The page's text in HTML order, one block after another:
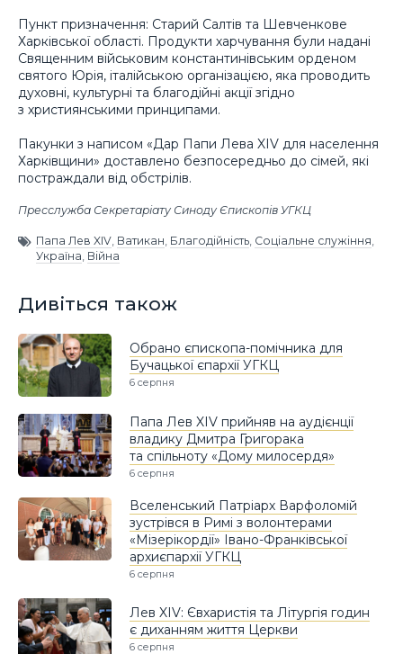
Пункт призначення: Старий Салтів та Шевченкове
Харківської області. Продукти харчування були надані
Священним військовим константинівським орденом
святого Юрія, італійською організацією, яка проводить
духовні, культурні та благодійні акції згідно
з християнськими принципами.
Пакунки з написом «Дар Папи Лева XIV для населення
Харківщини» доставлено безпосередньо до сімей, які
постраждали від обстрілів.
Пресслужба Секретаріату Синоду Єпископів УГКЦ
Папа Лев XIV, Ватикан, Благодійність, Соціальне служіння,
Україна, Війна
Дивіться також
Обрано єпископа-помічника для
Бучацької єпархії УГКЦ
6 серпня
Папа Лев XIV прийняв на аудієнції
владику Дмитра Григорака
та спільноту «Дому милосердя»
6 серпня
Вселенський Патріарх Варфоломій
зустрівся в Римі з волонтерами
«Мізерікордії» Івано-Франківської
архиєпархії УГКЦ
6 серпня
Лев XIV: Євхаристія та Літургія годин
є диханням життя Церкви
6 серпня